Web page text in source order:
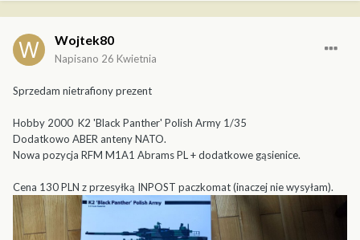
Wojtek80
Napisano 26 Kwietnia
Sprzedam nietrafiony prezent
Hobby 2000 K2 'Black Panther' Polish Army 1/35
Dodatkowo ABER anteny NATO.
Nowa pozycja RFM M1A1 Abrams PL + dodatkowe gąsienice.
Cena 130 PLN z przesyłką INPOST paczkomat (inaczej nie wysyłam).